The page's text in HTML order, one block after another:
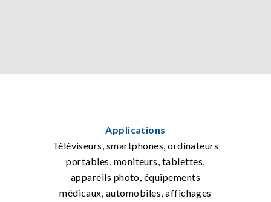
Applications
Téléviseurs, smartphones, ordinateurs
portables, moniteurs, tablettes,
appareils photo, équipements
médicaux, automobiles, affichages